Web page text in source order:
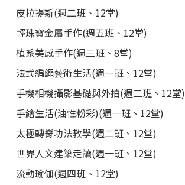
皮拉提斯(週二班、12堂)
輕珠寶金屬手作(週五班、12堂)
植系美感手作(週三班、8堂)
法式編繩藝術生活(週一班、12堂)
手機相機攝影基礎與外拍(週二班、12堂)
手繪生活(油性粉彩)(週一班、12堂)
太極轉脊功法教學(週二班、12堂)
世界人文建築走讀(週一班、12堂)
流動瑜伽(週四班、12堂)